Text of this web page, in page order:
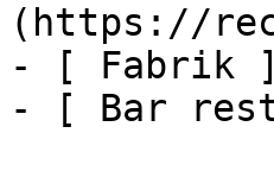
(https://
- [ Fabrik
- [ Bar